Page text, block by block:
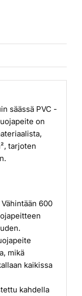
säässä PVC -
on
tarjoten
Vähintään 600
mikä
kaikissa
kahdella